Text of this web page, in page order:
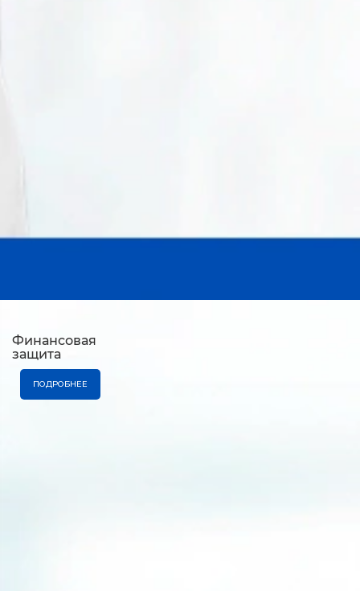
Финансовая
защита
ПОДРОБНЕЕ